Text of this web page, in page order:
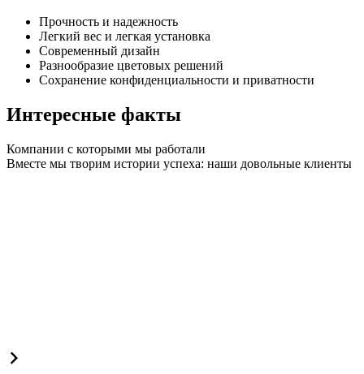
Прочность и надежность
Легкий вес и легкая установка
Современный дизайн
Разнообразие цветовых решений
Сохранение конфиденциальности и приватности
Интересные факты
Компании с которыми мы работали
Вместе мы творим истории успеха: наши довольные клиенты